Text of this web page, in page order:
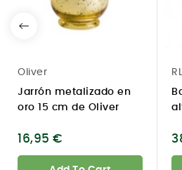
Oliver
Jarrón metalizado en
oro 15 cm de Oliver
16,95 €
RL